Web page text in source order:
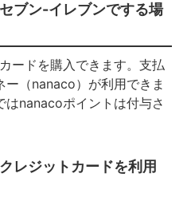
ブン-イレブンでする場
ードを購入できます。支払
ー（nanaco）が利用できま
nanacoポイントは付与さ
レジットカードを利用